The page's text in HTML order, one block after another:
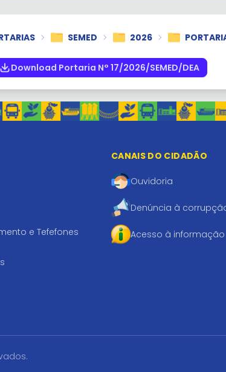
SEMED 2026
Download Portaria N° 17/2026/SEMED/DEA
e Tefefones
CANAIS DO CIDADÃO
Ouvidoria
Denúncia à
Acesso à informação